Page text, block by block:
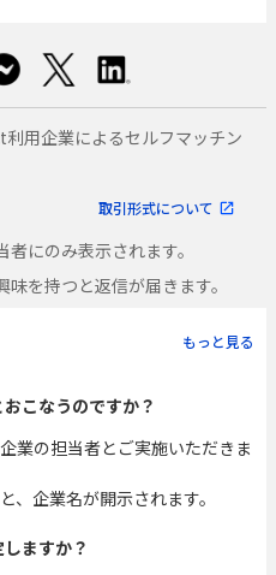
用企業によるセルフマッチン
取引形式について
にのみ表示されます。
を持つと返信が届きます。
もっと見る
こなうのですか？
業の担当者とご実施いただきま
、企業名が開示されます。
ますか？